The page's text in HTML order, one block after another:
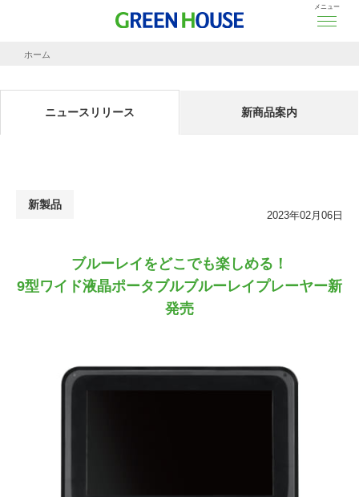
メニュー
ホーム
ニュースリリース 新商品案内
新製品
2023年02月06日
ブルーレイをどこでも楽しめる！
9型ワイド液晶ポータブルブルーレイプレーヤー新
発売